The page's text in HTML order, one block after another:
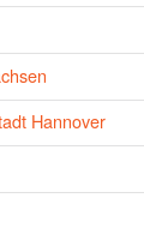
Hannover